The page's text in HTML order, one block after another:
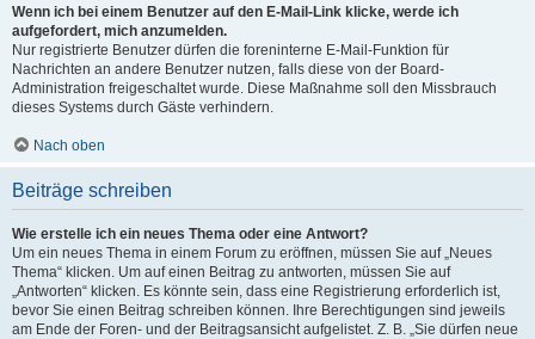
Wenn ich bei einem Benutzer auf den E-Mail-Link klicke, werde ich
aufgefordert, mich anzumelden.
Nur registrierte Benutzer dürfen die foreninterne E-Mail-Funktion für
Nachrichten an andere Benutzer nutzen, falls diese von der Board-
Administration freigeschaltet wurde. Diese Maßnahme soll den Missbrauch
dieses Systems durch Gäste verhindern.
Nach oben
Beiträge schreiben
Wie erstelle ich ein neues Thema oder eine Antwort?
Um ein neues Thema in einem Forum zu eröffnen, müssen Sie auf „Neues
Thema“ klicken. Um auf einen Beitrag zu antworten, müssen Sie auf
„Antworten“ klicken. Es könnte sein, dass eine Registrierung erforderlich ist,
bevor Sie einen Beitrag schreiben können. Ihre Berechtigungen sind jeweils
am Ende der Foren- und der Beitragsansicht aufgelistet. Z. B. „Sie dürfen neue